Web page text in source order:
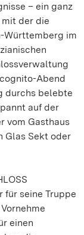
– ein ganz
mit der die
Württemberg im
Abend
durchs belebte
auf der
vom Gasthaus
Glas Sekt oder
für seine Truppe
einen